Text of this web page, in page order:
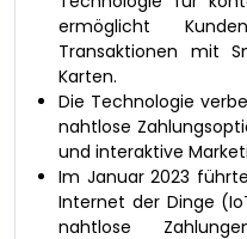
ermöglicht
Transaktionen mit
Karten.
Die Technologie
nahtlose
und interaktive
Im Januar 2023 führte
Internet der Dinge
nahtlose